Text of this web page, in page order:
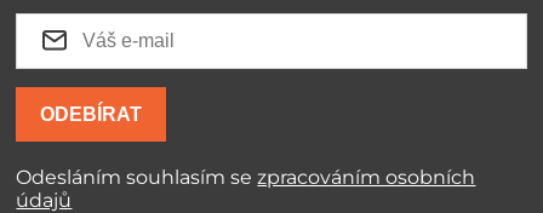
ODEBÍRAT
Odesláním souhlasím sezpracováním osobních
údajů